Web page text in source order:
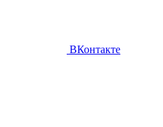
ВКонтакте